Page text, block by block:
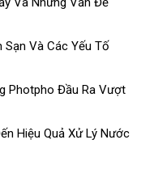
Sạn Và Các Yếu Tố
Photpho Đầu Ra Vượt
Hiệu Quả Xử Lý Nước